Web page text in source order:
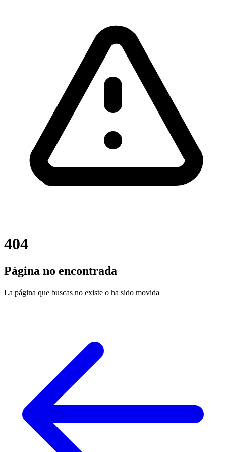
404
Página no encontrada
La página que buscas no existe o ha sido movida